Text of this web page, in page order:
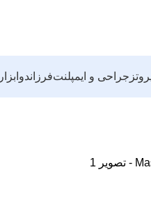
جراحی و ایمپلنتفرز اندو ابزار